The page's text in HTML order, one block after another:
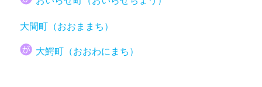
大間町（おおままち）
大鰐町（おおわにまち）